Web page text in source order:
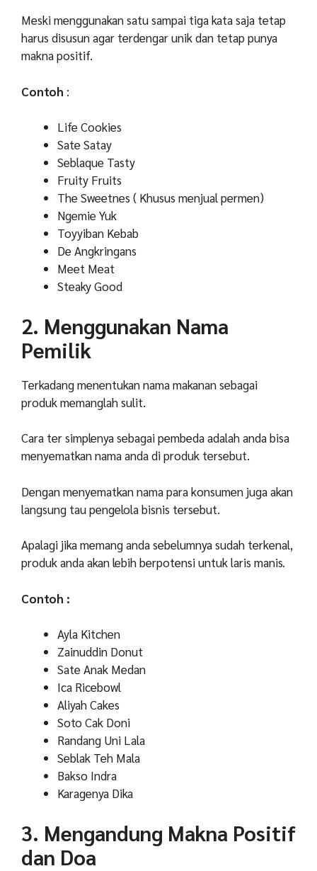
Meski menggunakan satu sampai tiga kata saja tetap
harus disusun agar terdengar unik dan tetap punya
makna positif.
Contoh :
Life Cookies
Sate Satay
Seblaque Tasty
Fruity Fruits
The Sweetnes ( Khusus menjual permen)
Ngemie Yuk
Toyyiban Kebab
De Angkringans
Meet Meat
Steaky Good
2. Menggunakan Nama
Pemilik
Terkadang menentukan nama makanan sebagai
produk memanglah sulit.
Cara ter simplenya sebagai pembeda adalah anda bisa
menyematkan nama anda di produk tersebut.
Dengan menyematkan nama para konsumen juga akan
langsung tau pengelola bisnis tersebut.
Apalagi jika memang anda sebelumnya sudah terkenal,
produk anda akan lebih berpotensi untuk laris manis.
Contoh :
Ayla Kitchen
Zainuddin Donut
Sate Anak Medan
Ica Ricebowl
Aliyah Cakes
Soto Cak Doni
Randang Uni Lala
Seblak Teh Mala
Bakso Indra
Karagenya Dika
3. Mengandung Makna Positif
dan Doa